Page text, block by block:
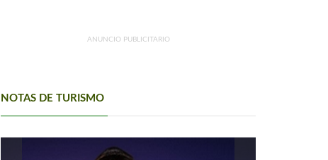
ANUNCIO PUBLICITARIO
NOTAS DE TURISMO